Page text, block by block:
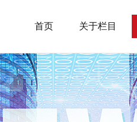
首页 关于栏目